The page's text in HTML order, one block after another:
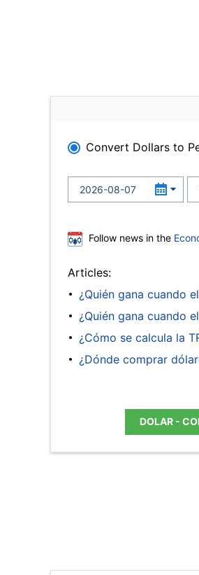
Convert Dollars to
Follow news in the
Articles:
¿Quién gana cuando
¿Quién gana cuando
¿Cómo se calcula la
¿Dónde comprar
DOLAR -